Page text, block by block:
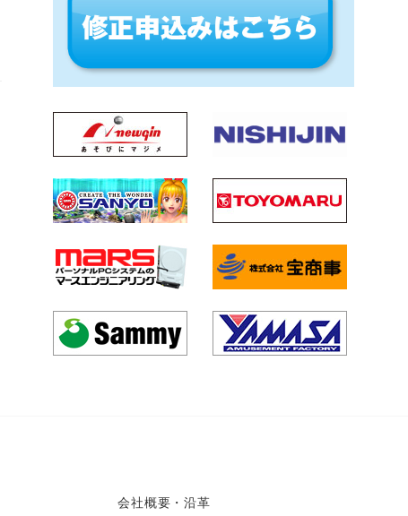
会社概要・沿革